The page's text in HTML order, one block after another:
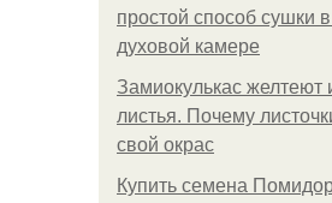
простой способ сушки
духовой камере
Замиокулькас желтеют
листья. Почему
свой окрас
Купить семена